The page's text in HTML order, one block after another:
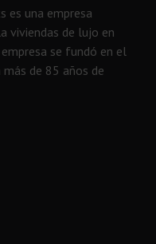
es una empresa
viviendas de lujo en
se fundó en el
de 85 años de